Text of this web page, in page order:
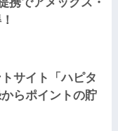
サイト「ハピタ
らポイントの貯